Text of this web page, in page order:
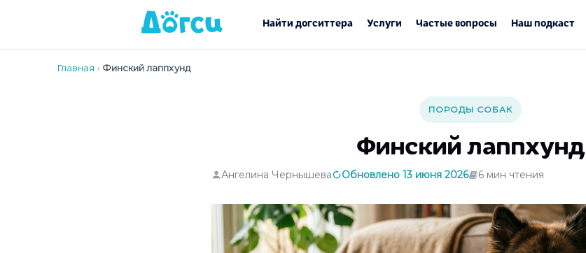
Найти догситтера Услуги Частые вопросы Наш подкаст
Главная › Финский лаппхунд
ПОРОДЫ СОБАК
Финский лаппхунд
Ангелина Чернышева Обновлено 13 июня 2026 6 мин чтения